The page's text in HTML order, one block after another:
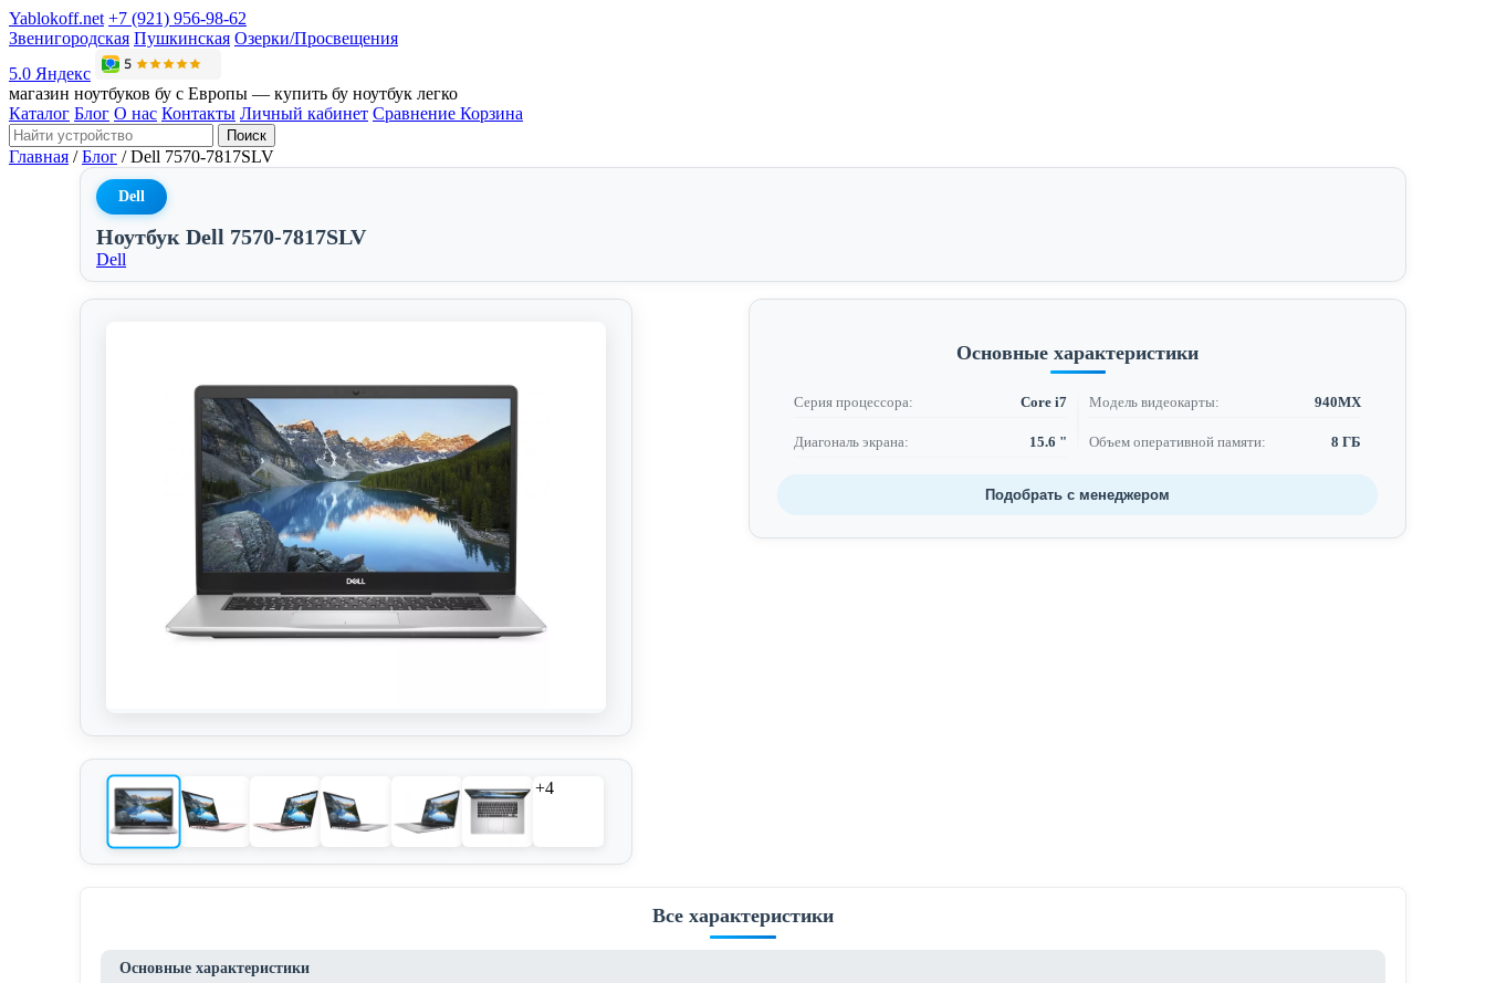
Yablokoff.net +7 (921) 956-98-62
Звенигородская Пушкинская Озерки/Просвещения
5.0 Яндекс
магазин ноутбуков бу с Европы — купить бу ноутбук легко
Каталог Блог О нас Контакты Личный кабинет Сравнение Корзина
Поиск
Главная / Блог / Dell 7570-7817SLV
Dell
Ноутбук Dell 7570-7817SLV
Dell
+4
Основные характеристики
Серия процессора: Core i7 Модель видеокарты: 940MX
Диагональ экрана: 15.6 " Объем оперативной памяти: 8 ГБ
Подобрать с менеджером
Все характеристики
Основные характеристики